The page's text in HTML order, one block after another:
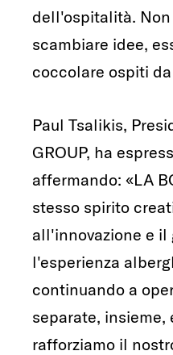
dell'ospitalità.
scambiare idee,
coccolare ospiti
Paul Tsalikis,
GROUP, ha
affermando: «LA
stesso spirito
all'innovazione e il
l'esperienza
continuando a
separate, insieme,
rafforziamo il